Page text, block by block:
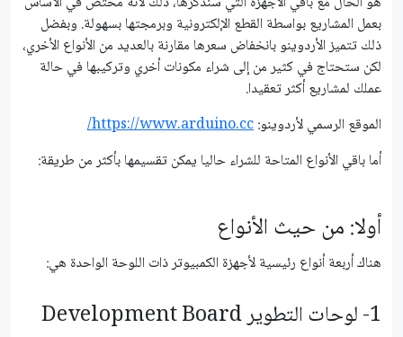
بعمل المشاريع بواسطة القطع الإلكترونية وبرمجتها بسهولة. وبفضل
ذلك تتميز الأردوينو بانخفاض سعرها مقارنة بالعديد من الأنواع الأخري،
لكن ستحتاج في كثير من إلى شراء مكونات أخري وتركيبها في حالة
عملك لمشاريع أكثر تعقيدا.
الموقع الرسمي لأردوينو:https://www.arduino.cc/
أما باقي الأنواع المتاحة للشراء حاليا يمكن تقسيمها بأكثر من طريقة:
أولا: من حيث الأنواع
هناك أربعة أنواع رئيسية لأجهزة الكمبيوتر ذات اللوحة الواحدة هي:
1- لوحات التطوير Development Board